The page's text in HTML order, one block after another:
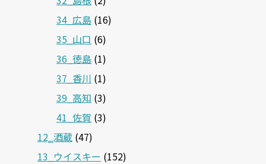
34_広島 (16)
35_山口 (6)
36_徳島 (1)
37_香川 (1)
39_高知 (3)
41_佐賀 (3)
12‗酒蔵 (47)
13_ウイスキー (152)